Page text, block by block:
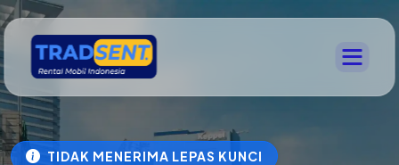
TIDAK MENERIMA LEPAS KUNCI